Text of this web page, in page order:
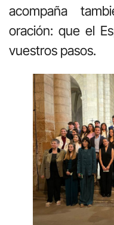
acompaña
oración: que el
vuestros pasos.